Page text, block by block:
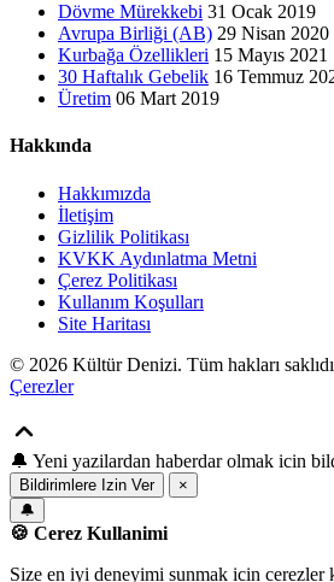
Dövme Mürekkebi 31 Ocak 2019
Avrupa Birliği (AB) 29 Nisan 2020
Kurbağa Özellikleri 15 Mayıs 2021
30 Haftalık Gebelik 16 Temmuz
Üretim 06 Mart 2019
Hakkında
Hakkımızda
İletişim
Gizlilik Politikası
KVKK Aydınlatma Metni
Çerez Politikası
Kullanım Koşulları
Site Haritası
© 2026 Kültür Denizi. Tüm hakları
Çerezler
🔔 Yeni yazilardan haberdar olmak icin
Bildirimlere Izin Ver
×
🔔
🍪 Cerez Kullanimi
Size en iyi deneyimi sunmak icin